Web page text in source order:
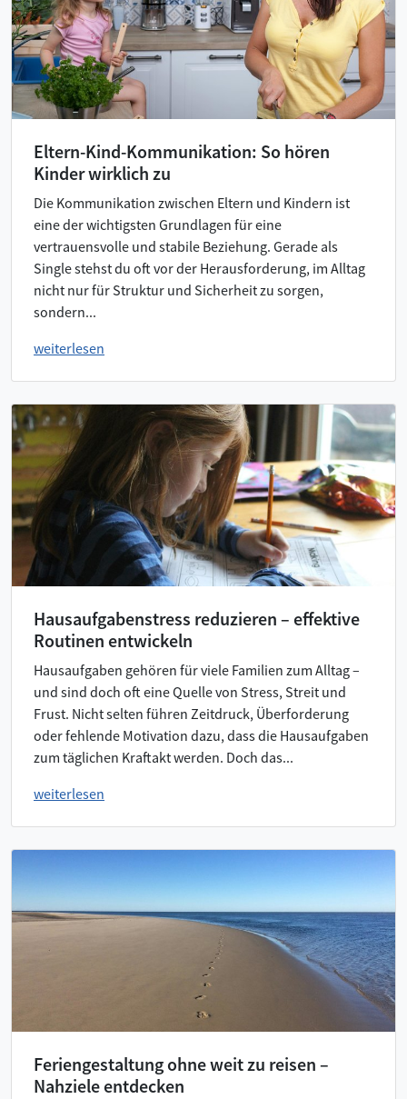
Eltern-Kind-Kommunikation: So hören
Kinder wirklich zu
Die Kommunikation zwischen Eltern und Kindern ist
eine der wichtigsten Grundlagen für eine
vertrauensvolle und stabile Beziehung. Gerade als
Single stehst du oft vor der Herausforderung, im Alltag
nicht nur für Struktur und Sicherheit zu sorgen,
sondern...
weiterlesen
Hausaufgabenstress reduzieren – effektive
Routinen entwickeln
Hausaufgaben gehören für viele Familien zum Alltag –
und sind doch oft eine Quelle von Stress, Streit und
Frust. Nicht selten führen Zeitdruck, Überforderung
oder fehlende Motivation dazu, dass die Hausaufgaben
zum täglichen Kraftakt werden. Doch das...
weiterlesen
Feriengestaltung ohne weit zu reisen –
Nahziele entdecken